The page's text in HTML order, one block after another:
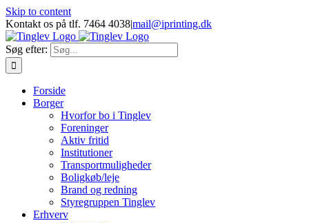
Skip to content
Kontakt os på tlf. 7464 4038|mail@iprinting.dk
Søg efter:
Forside
Borger
Hvorfor bo i Tinglev
Foreninger
Aktiv fritid
Institutioner
Transportmuligheder
Boligkøb/leje
Brand og redning
Styregruppen Tinglev
Erhverv